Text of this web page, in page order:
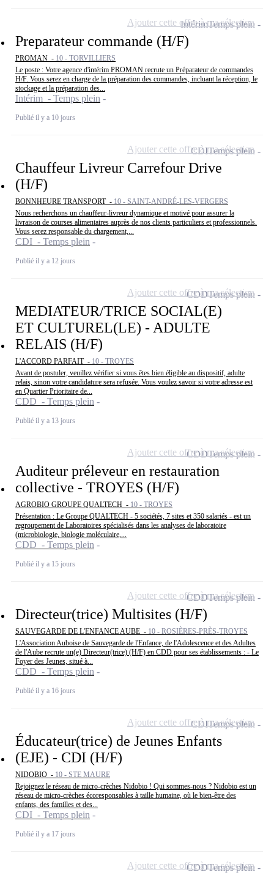
Preparateur commande (H/F)
PROMAN - 10 - TORVILLIERS
Le poste : Votre agence d'intérim PROMAN recrute un Préparateur de commandes
H/F. Vous serez en charge de la préparation des commandes, incluant la réception, le
stockage et la préparation des...
Intérim - Temps plein
Publié il y a 10 jours
IntérimTemps plein
Ajouter cette offre à ma sélection
Chauffeur Livreur Carrefour Drive
(H/F)
BONNHEURE TRANSPORT - 10 - SAINT-ANDRÉ-LES-VERGERS
Nous recherchons un chauffeur-livreur dynamique et motivé pour assurer la
livraison de courses alimentaires auprès de nos clients particuliers et professionnels.
Vous serez responsable du chargement,...
CDI - Temps plein
Publié il y a 12 jours
CDITemps plein
Ajouter cette offre à ma sélection
MEDIATEUR/TRICE SOCIAL(E)
ET CULTUREL(LE) - ADULTE
RELAIS (H/F)
L'ACCORD PARFAIT - 10 - TROYES
Avant de postuler, veuillez vérifier si vous êtes bien éligible au dispositif, adulte
relais, sinon votre candidature sera refusée. Vous voulez savoir si votre adresse est
en Quartier Prioritaire de...
CDD - Temps plein
Publié il y a 13 jours
CDDTemps plein
Ajouter cette offre à ma sélection
Auditeur préleveur en restauration
collective - TROYES (H/F)
AGROBIO GROUPE QUALTECH - 10 - TROYES
Présentation : Le Groupe QUALTECH - 5 sociétés, 7 sites et 350 salariés - est un
regroupement de Laboratoires spécialisés dans les analyses de laboratoire
(microbiologie, biologie moléculaire,...
CDD - Temps plein
Publié il y a 15 jours
CDDTemps plein
Ajouter cette offre à ma sélection
Directeur(trice) Multisites (H/F)
SAUVEGARDE DE L'ENFANCE AUBE - 10 - ROSIÈRES-PRÈS-TROYES
L'Association Auboise de Sauvegarde de l'Enfance, de l'Adolescence et des Adultes
de l'Aube recrute un(e) Directeur(trice) (H/F) en CDD pour ses établissements : - Le
Foyer des Jeunes, situé à...
CDD - Temps plein
Publié il y a 16 jours
CDDTemps plein
Ajouter cette offre à ma sélection
Éducateur(trice) de Jeunes Enfants
(EJE) - CDI (H/F)
NIDOBIO - 10 - STE MAURE
Rejoignez le réseau de micro-crèches Nidobio ! Qui sommes-nous ? Nidobio est un
réseau de micro-crèches écoresponsables à taille humaine, où le bien-être des
enfants, des familles et des...
CDI - Temps plein
Publié il y a 17 jours
CDITemps plein
Ajouter cette offre à ma sélection
CDDTemps plein
Ajouter cette offre à ma sélection